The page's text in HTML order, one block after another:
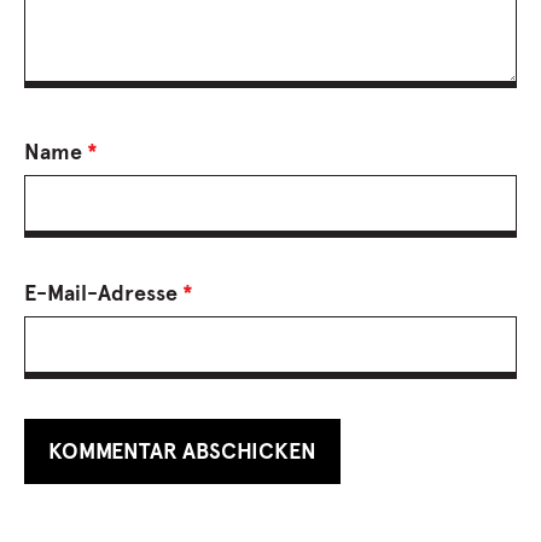
Name *
E-Mail-Adresse *